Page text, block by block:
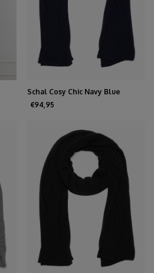
Schal Cosy Chic Navy Blue
€94,95